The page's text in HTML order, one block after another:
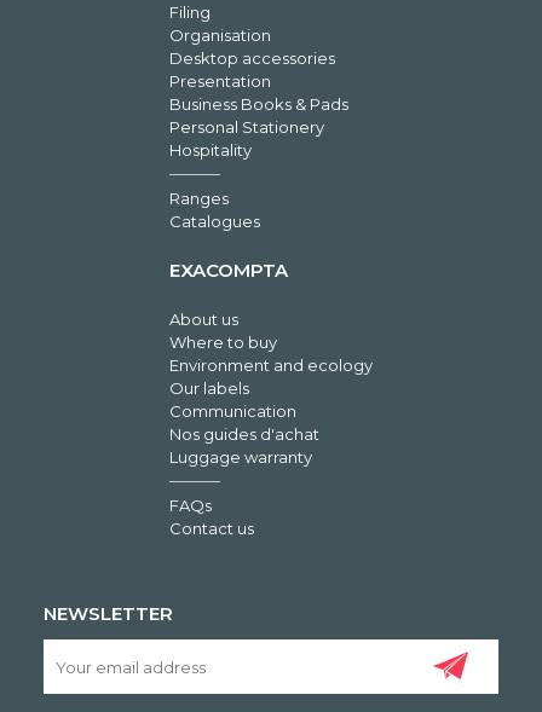
Filing
Organisation
Desktop accessories
Presentation
Business Books & Pads
Personal Stationery
Hospitality
Ranges
Catalogues
EXACOMPTA
About us
Where to buy
Environment and ecology
Our labels
Communication
Nos guides d'achat
Luggage warranty
FAQs
Contact us
NEWSLETTER